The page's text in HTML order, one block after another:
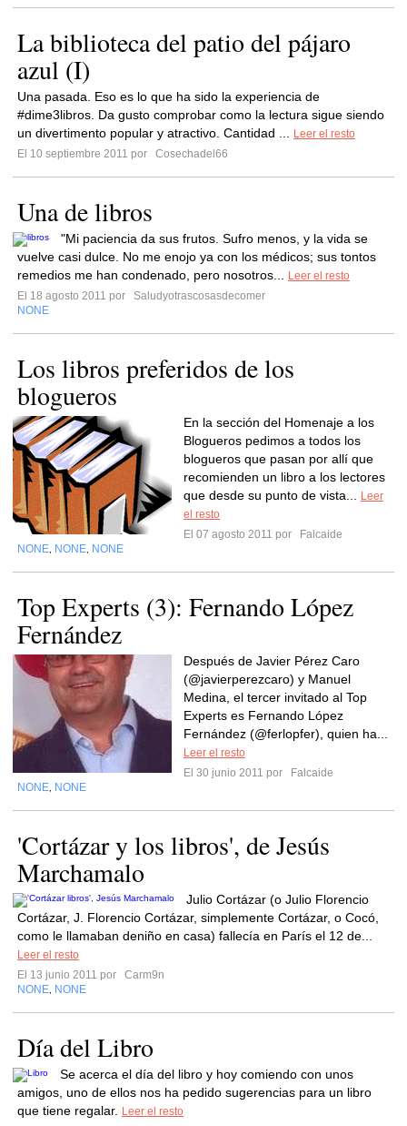
La biblioteca del patio del pájaro
azul (I)
Una pasada. Eso es lo que ha sido la experiencia de
#dime3libros. Da gusto comprobar como la lectura sigue siendo
un divertimento popular y atractivo. Cantidad ...
Leer el resto
El 10 septiembre 2011 por
Cosechadel66
Una de libros
"Mi paciencia da sus frutos. Sufro menos, y la vida se
vuelve casi dulce. No me enojo ya con los médicos; sus tontos
remedios me han condenado, pero nosotros...
Leer el resto
El 18 agosto 2011 por
Saludyotrascosasdecomer
NONE
Los libros preferidos de los
blogueros
En la sección del Homenaje a los
Blogueros pedimos a todos los
blogueros que pasan por allí que
recomienden un libro a los lectores
que desde su punto de vista...
Leer
el resto
El 07 agosto 2011 por
Falcaide
NONE NONE NONE
Top Experts (3): Fernando López
Fernández
Después de Javier Pérez Caro
(@javierperezcaro) y Manuel
Medina, el tercer invitado al Top
Experts es Fernando López
Fernández (@ferlopfer), quien ha...
Leer el resto
El 30 junio 2011 por
Falcaide
NONE NONE
'Cortázar y los libros', de Jesús
Marchamalo
Julio Cortázar (o Julio Florencio
Cortázar, J. Florencio Cortázar, simplemente Cortázar, o Cocó,
como le llamaban deniño en casa) fallecía en París el 12 de...
Leer el resto
El 13 junio 2011 por
Carm9n
NONE NONE
Día del Libro
Se acerca el día del libro y hoy comiendo con unos
amigos, uno de ellos nos ha pedido sugerencias para un libro
que tiene regalar.
Leer el resto